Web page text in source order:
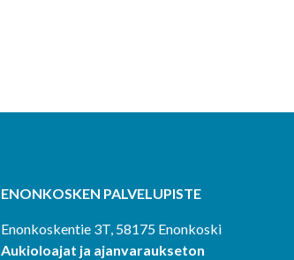
ENONKOSKEN PALVELUPISTE
Enonkoskentie 3T, 58175 Enonkoski
Aukioloajat ja ajanvaraukseton